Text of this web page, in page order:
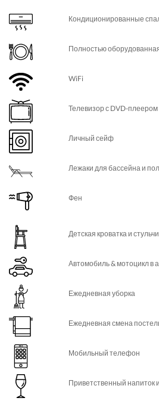
Кондиционированные
Полностью
WiFi
Телевизор с DVD-
Личный сейф
Лежаки для бассейна и
Фен
Детская кроватка и
Автомобиль & мотоцикл в
Ежедневная уборка
Ежедневная смена
Мобильный телефон
Приветственный напиток